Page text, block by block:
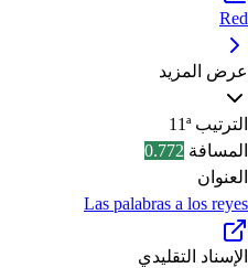
Red
عرض المزيد
الترتيب 11ª
المسافة 0.772
العنوان
Las palabras a los reyes
الإسناد التقليدي